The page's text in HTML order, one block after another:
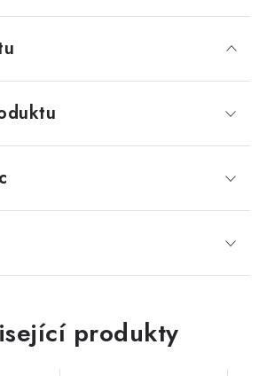
Podmínky ochrany osobních údajů
produkty